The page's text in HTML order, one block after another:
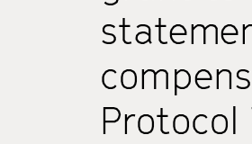
Protocol